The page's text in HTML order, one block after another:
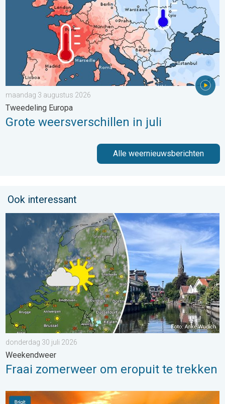
maandag 3 augustus 2026
Tweedeling Europa
Grote weersverschillen in juli
Alle weernieuwsberichten
Ook interessant
Fraai zomerweer om eropuit te trekken. Weekendweer. . .
donderdag 30 juli 2026
Weekendweer
Fraai zomerweer om eropuit te trekken
Stuur jouw weerfoto van de week!. Weer&Radar uploader. . .